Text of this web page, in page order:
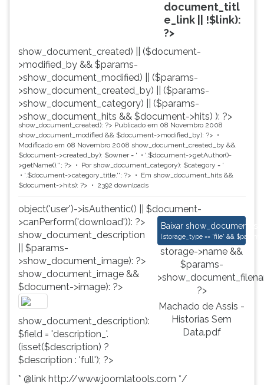
document_titl
e_link || !$link):
?>
show_document_created) || ($document-
>modified_by && $params-
>show_document_modified) || ($params-
>show_document_created_by) || ($params-
>show_document_category) || ($params-
>show_document_hits && $document->hits) ): ?>
show_document_created): ?> Publicado em 08 Novembro 2008
show_document_modified && $document->modified_by): ?>
Modificado em 08 Novembro 2008 show_document_created_by &&
$document->created_by): $owner = '
'.$document->getAuthor()-
>getName().''; ?> Por show_document_category): $category = '
'.$document->category_title.''; ?> Em show_document_hits &&
$document->hits): ?>
2392 downloads
object('user')->isAuthentic() || $document-
>canPerform('download')): ?>
Baixar Machado de Assis -
(storage_type == 'file' &&
storage->name &&
$params-
?>
Machado de Assis -
Historias Sem
Data.pdf
show_document_description
|| $params-
>show_document_image): ?>
show_document_image &&
$document->image): ?>
show_document_description):
$field = 'description_'.
(isset($description) ?
$description : 'full'); ?>
* @link http://www.joomlatools.com */